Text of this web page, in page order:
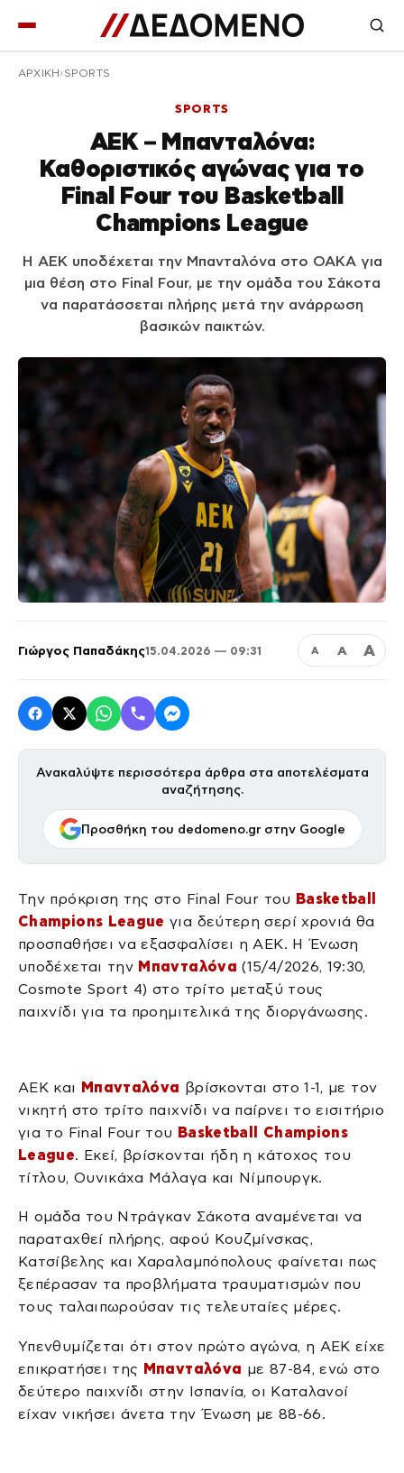
ΑΡΧΙΚΉ SPORTS
SPORTS
ΑΕΚ – Μπανταλόνα:
Καθοριστικός αγώνας για το
Final Four του Basketball
Champions League
Η ΑΕΚ υποδέχεται την Μπανταλόνα στο ΟΑΚΑ για
μια θέση στο Final Four, με την ομάδα του Σάκοτα
να παρατάσσεται πλήρης μετά την ανάρρωση
βασικών παικτών.
Γιώργος Παπαδάκης15.04.2026 — 09:31 Α Α Α
Ανακαλύψτε περισσότερα άρθρα στα αποτελέσματα
αναζήτησης.
Προσθήκη του dedomeno.gr στην Google
Την πρόκριση της στο Final Four του Basketball
Champions League για δεύτερη σερί χρονιά θα
προσπαθήσει να εξασφαλίσει η ΑΕΚ. Η Ένωση
υποδέχεται την Μπανταλόνα (15/4/2026, 19:30,
Cosmote Sport 4) στο τρίτο μεταξύ τους
παιχνίδι για τα προημιτελικά της διοργάνωσης.
ΑΕΚ και Μπανταλόνα βρίσκονται στο 1-1, με τον
νικητή στο τρίτο παιχνίδι να παίρνει το εισιτήριο
για το Final Four του Basketball Champions
League. Εκεί, βρίσκονται ήδη η κάτοχος του
τίτλου, Ουνικάχα Μάλαγα και Νίμπουργκ.
Η ομάδα του Ντράγκαν Σάκοτα αναμένεται να
παραταχθεί πλήρης, αφού Κουζμίνσκας,
Κατσίβελης και Χαραλαμπόπολους φαίνεται πως
ξεπέρασαν τα προβλήματα τραυματισμών που
τους ταλαιπωρούσαν τις τελευταίες μέρες.
Υπενθυμίζεται ότι στον πρώτο αγώνα, η ΑΕΚ είχε
επικρατήσει της Μπανταλόνα με 87-84, ενώ στο
δεύτερο παιχνίδι στην Ισπανία, οι Καταλανοί
είχαν νικήσει άνετα την Ένωση με 88-66.